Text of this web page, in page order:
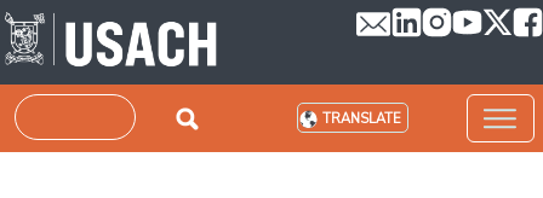
Skip to main content
Search TRANSLATE